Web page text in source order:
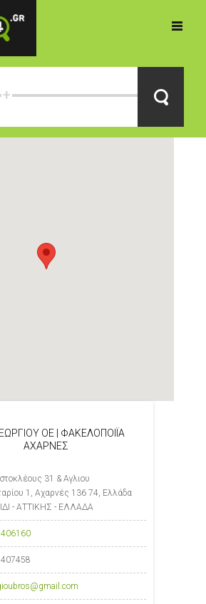
ΟΕ | ΦΑΚΕΛΟΠΟΙΪΑ
ΑΧΑΡΝΕΣ
31 & Αγλιου
1, Αχαρνές 136 74, Ελλάδα
- ΑΤΤΙΚΗΣ - ΕΛΛΑΔΑ